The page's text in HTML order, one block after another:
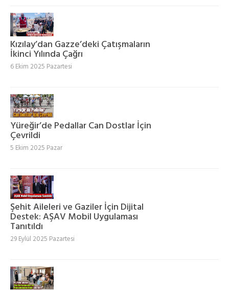
Kızılay’dan Gazze’deki Çatışmaların
İkinci Yılında Çağrı
6 Ekim 2025 Pazartesi
Yüreğir’de Pedallar Can Dostlar İçin
Çevrildi
5 Ekim 2025 Pazar
Şehit Aileleri ve Gaziler İçin Dijital
Destek: AŞAV Mobil Uygulaması
Tanıtıldı
29 Eylül 2025 Pazartesi